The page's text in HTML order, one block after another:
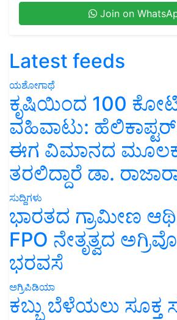
Join on
Latest feeds
ಯಶೋಗಾಥೆ
ಕೃಷಿಯಿಂದ 100
ವಹಿವಾಟು:
ಈಗ ವಿಮಾನದ ಮೂಲಕ
ತರಲಿದ್ದಾರೆ ಡಾ.
ಸುದ್ದಿಗಳು
ಭಾರತದ ಗ್ರಾಮೀಣ
FPO ನೇತೃತ್ವದ
ಭರವಸೆ
ಅಗ್ರಿಪಿಡಿಯಾ
ಕಬ್ಬು ಬೆಳೆಯಲು ಸೂಕ್ತ